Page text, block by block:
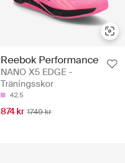
Reebok Performance
NANO X5 EDGE -
Träningsskor
42.5
874 kr 1749 kr